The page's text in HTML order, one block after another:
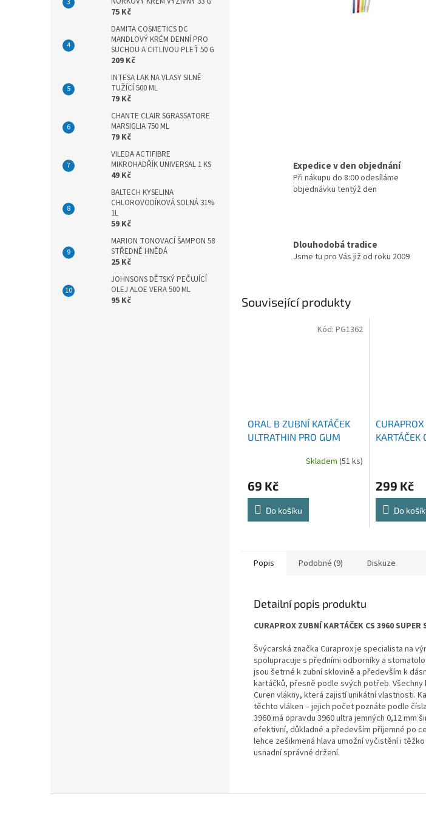
75 Kč
DAMITA COSMETICS DC
MANDLOVÝ KRÉM DENNÍ PRO
SUCHOU A CITLIVOU PLEŤ 50 G
209 Kč
INTESA LAK NA VLASY SILNĚ
TUŽÍCÍ 500 ML
79 Kč
CHANTE CLAIR SGRASSATORE
MARSIGLIA 750 ML
79 Kč
VILEDA ACTIFIBRE
MIKROHADŘÍK UNIVERSAL 1 KS
49 Kč
BALTECH KYSELINA
CHLOROVODÍKOVÁ SOLNÁ 31%
1L
59 Kč
MARION TONOVACÍ ŠAMPON 58
STŘEDNĚ HNĚDÁ
25 Kč
JOHNSONS DĚTSKÝ PEČUJÍCÍ
OLEJ ALOE VERA 500 ML
95 Kč
Expedice v den objednání
Při nákupu do 8:00 odesíláme
objednávku tentýž den
Dlouhodobá tradice
Jsme tu pro Vás již od roku 2009
Související produkty
ORAL B ZUBNÍ KATÁČEK
ULTRATHIN PRO GUM
Skladem (51 ks)
69 Kč
Do košíku
Kód: PG1362
KARTÁČEK
299 Kč
Do
Popis Podobné (9) Diskuze
Detailní popis produktu
CURAPROX ZUBNÍ KARTÁČEK CS 3960 SUPER
Švýcarská značka Curaprox je specialista na
spolupracuje s předními odborníky a
jsou šetrné k zubní sklovině a především k
kartáčků, přesně podle svých potřeb.
Curen vlákny, která zajistí unikátní vlastnosti.
těchto vláken – jejich počet poznáte podle
3960 má opravdu 3960 ultra jemných 0,12 mm
efektivní, důkladné a především příjemné po
lehce zešikmená hlava umožní vyčistění i
usnadní správné držení.